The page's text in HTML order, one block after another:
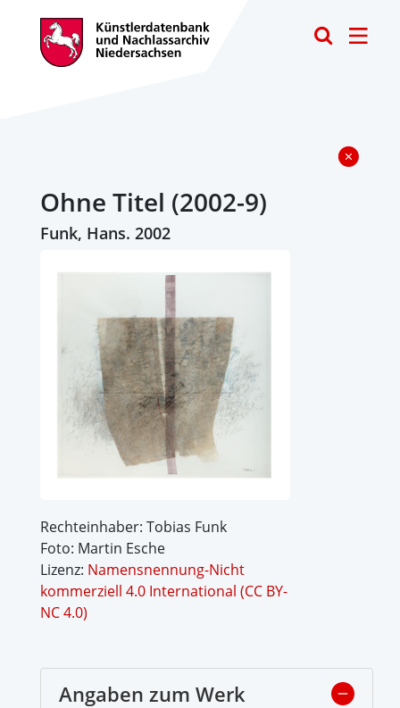
Ohne Titel (2002-9)
Funk, Hans. 2002
Rechteinhaber: Tobias Funk
Foto: Martin Esche
Lizenz: Namensnennung-Nicht
kommerziell 4.0 International (CC BY-
NC 4.0)
Angaben zum Werk